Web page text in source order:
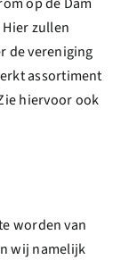
zullen
de vereniging
assortiment
hiervoor ook
worden van
wij namelijk